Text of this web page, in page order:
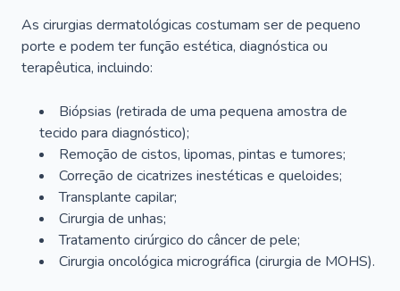
As cirurgias dermatológicas costumam ser de pequeno
porte e podem ter função estética, diagnóstica ou
terapêutica, incluindo:
Biópsias (retirada de uma pequena amostra de
tecido para diagnóstico);
Remoção de cistos, lipomas, pintas e tumores;
Correção de cicatrizes inestéticas e queloides;
Transplante capilar;
Cirurgia de unhas;
Tratamento cirúrgico do câncer de pele;
Cirurgia oncológica micrográfica (cirurgia de MOHS).